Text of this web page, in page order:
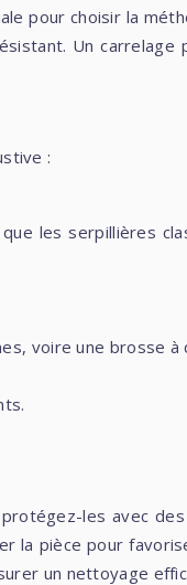
pour choisir la
Un
:
les serpillières
voire une brosse
les avec
la pièce pour
un nettoyage